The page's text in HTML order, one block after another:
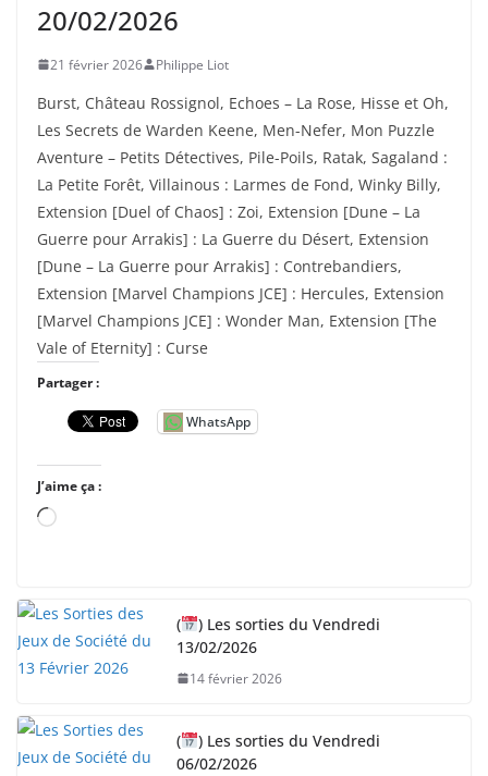
20/02/2026
21 février 2026 Philippe Liot
Burst, Château Rossignol, Echoes – La Rose, Hisse et Oh,
Les Secrets de Warden Keene, Men-Nefer, Mon Puzzle
Aventure – Petits Détectives, Pile-Poils, Ratak, Sagaland :
La Petite Forêt, Villainous : Larmes de Fond, Winky Billy,
Extension [Duel of Chaos] : Zoi, Extension [Dune – La
Guerre pour Arrakis] : La Guerre du Désert, Extension
[Dune – La Guerre pour Arrakis] : Contrebandiers,
Extension [Marvel Champions JCE] : Hercules, Extension
[Marvel Champions JCE] : Wonder Man, Extension [The
Vale of Eternity] : Curse
Partager :
WhatsApp
J’aime ça :
C
n
t
(
) Les sorties du Vendredi
13/02/2026
14 février 2026
(
) Les sorties du Vendredi
06/02/2026